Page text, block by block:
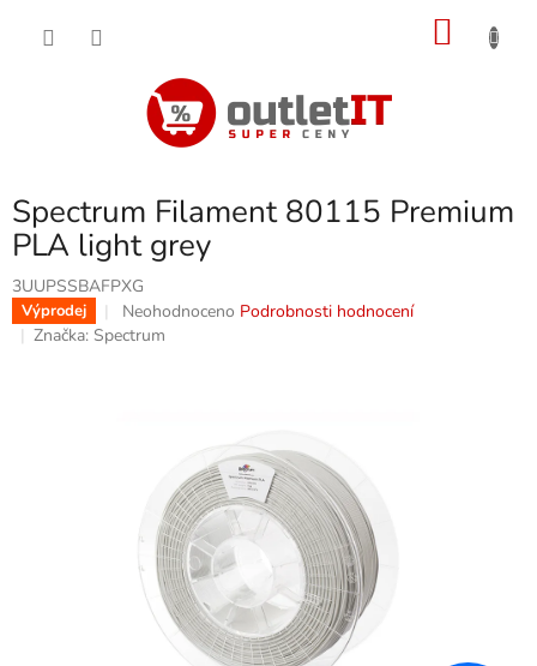
Spectrum Filament 80115 Premium
PLA light grey
3UUPSSBAFPXG
Výprodej
Průměrné
hodnocení
hvězdiček.
Neohodnoceno Podrobnosti hodnocení
Značka: Spectrum